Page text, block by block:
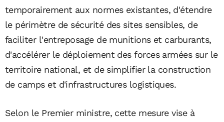
temporairement aux normes existantes, d'étendre
le périmètre de sécurité des sites sensibles, de
faciliter l'entreposage de munitions et carburants,
d'accélérer le déploiement des forces armées sur le
territoire national, et de simplifier la construction
de camps et d'infrastructures logistiques.
Selon le Premier ministre, cette mesure vise à